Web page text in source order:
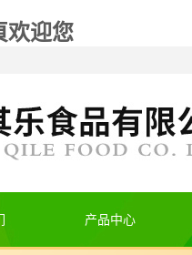
欢迎您
产品中心